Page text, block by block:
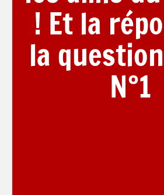
! Et la
la
N°1